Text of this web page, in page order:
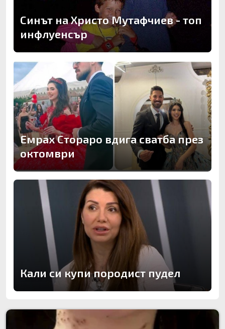
Синът на Христо Мутафчиев - топ
инфлуенсър
Емрах Стораро вдига сватба през
октомври
Кали си купи породист пудел